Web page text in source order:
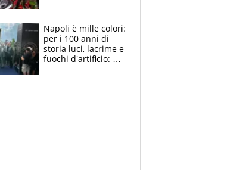
bigliettini
Napoli è mille colori:
per i 100 anni di
storia luci, lacrime e
fuochi d'artificio: De